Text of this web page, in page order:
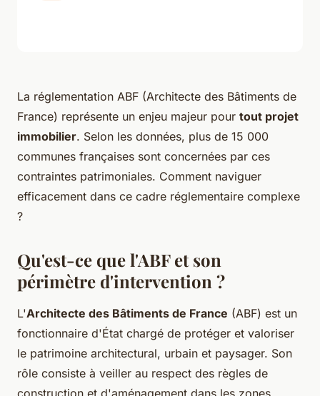
La réglementation ABF (Architecte des Bâtiments de
France) représente un enjeu majeur pour tout projet
immobilier. Selon les données, plus de 15 000
communes françaises sont concernées par ces
contraintes patrimoniales. Comment naviguer
efficacement dans ce cadre réglementaire complexe
?
Qu'est-ce que l'ABF et son
périmètre d'intervention ?
L'Architecte des Bâtiments de France (ABF) est un
fonctionnaire d'État chargé de protéger et valoriser
le patrimoine architectural, urbain et paysager. Son
rôle consiste à veiller au respect des règles de